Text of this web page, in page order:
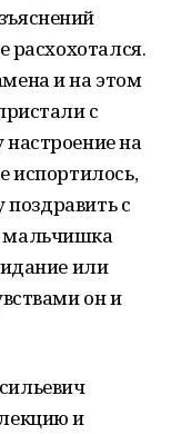
расхохотался.
и на этом
с
на
испортилось,
поздравить с
мальчишка
или
он и
и